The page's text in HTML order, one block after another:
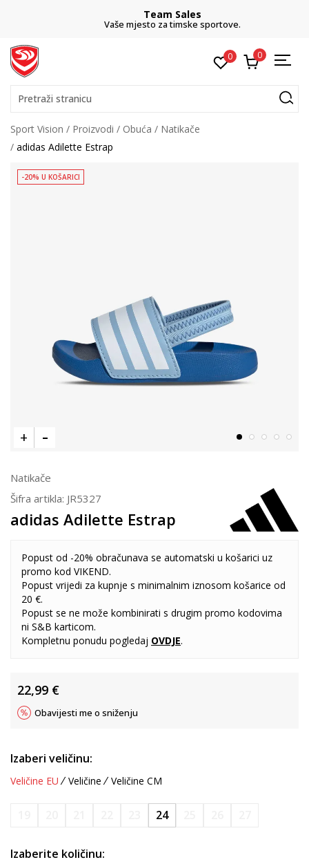
Team Sales
Vaše mjesto za timske sportove.
0 0
Pretraži stranicu
Sport Vision Proizvodi Obuća
Natikače
adidas Adilette Estrap
-20% U KOŠARICI
Natikače
Šifra artikla: JR5327
adidas Adilette Estrap
Popust od -20% obračunava se automatski u košarici uz
promo kod VIKEND.
Popust vrijedi za kupnje s minimalnim iznosom košarice od
20 €.
Popust se ne može kombinirati s drugim promo kodovima
ni S&B karticom.
Kompletnu ponudu pogledaj OVDJE.
22,99 €
Obavijesti me o sniženju
Izaberi veličinu:
Veličine EU Veličine Veličine CM
24
Izaberite količinu: